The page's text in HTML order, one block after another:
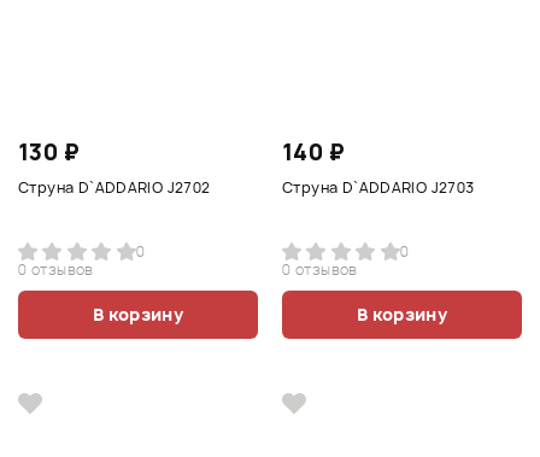
130 ₽
Струна D`ADDARIO J2702
0
0 отзывов
В корзину
140 ₽
Струна D`ADDARIO J2703
0
0 отзывов
В корзину